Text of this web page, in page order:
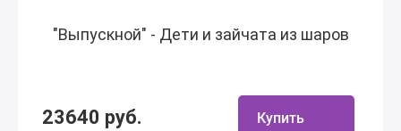
"Выпускной" - Дети и зайчата из шаров
23640 руб. Купить